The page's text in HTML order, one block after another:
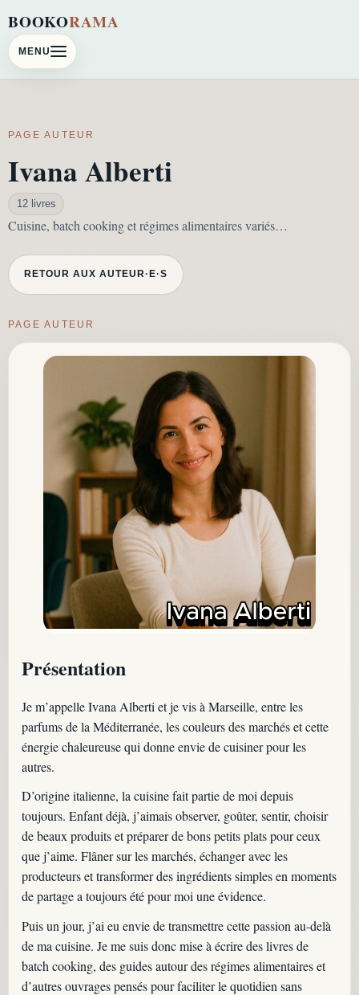
BOOKORAMA
MENU
PAGE AUTEUR
Ivana Alberti
12 livres
Cuisine, batch cooking et régimes alimentaires variés…
RETOUR AUX AUTEUR·E·S
PAGE AUTEUR
Présentation
Je m’appelle Ivana Alberti et je vis à Marseille, entre les
parfums de la Méditerranée, les couleurs des marchés et cette
énergie chaleureuse qui donne envie de cuisiner pour les
autres.
D’origine italienne, la cuisine fait partie de moi depuis
toujours. Enfant déjà, j’aimais observer, goûter, sentir, choisir
de beaux produits et préparer de bons petits plats pour ceux
que j’aime. Flâner sur les marchés, échanger avec les
producteurs et transformer des ingrédients simples en moments
de partage a toujours été pour moi une évidence.
Puis un jour, j’ai eu envie de transmettre cette passion au-delà
de ma cuisine. Je me suis donc mise à écrire des livres de
batch cooking, des guides autour des régimes alimentaires et
d’autres ouvrages pensés pour faciliter le quotidien sans